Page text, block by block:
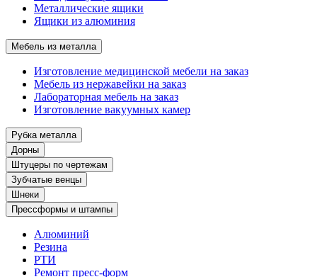
Металлические ящики
Ящики из алюминия
Мебель из металла
Изготовление медицинской мебели на заказ
Мебель из нержавейки на заказ
Лабораторная мебель на заказ
Изготовление вакуумных камер
Рубка металла
Дорны
Штуцеры по чертежам
Зубчатые венцы
Шнеки
Прессформы и штампы
Алюминий
Резина
РТИ
Ремонт пресс-форм